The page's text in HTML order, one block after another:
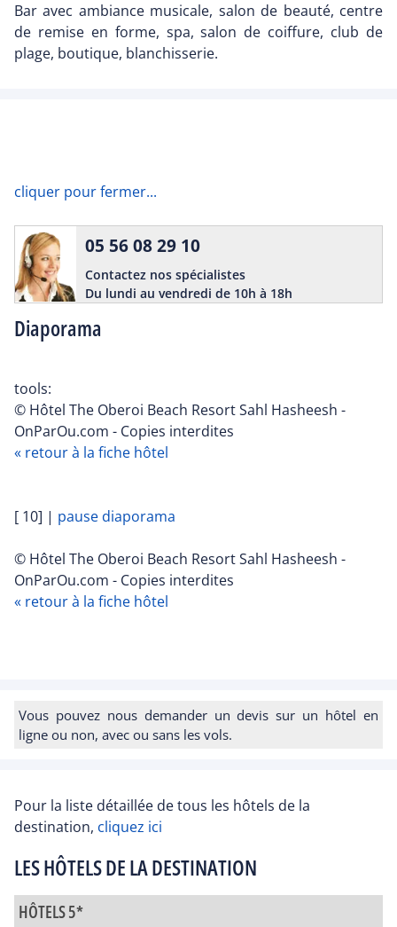
Bar avec ambiance musicale, salon de beauté, centre
de remise en forme, spa, salon de coiffure, club de
plage, boutique, blanchisserie.
cliquer pour fermer...
Diaporama
05 56 08 29 10
Contactez nos spécialistes
Du lundi au vendredi de 10h à 18h
tools:
© Hôtel The Oberoi Beach Resort Sahl Hasheesh -
OnParOu.com - Copies interdites
« retour à la fiche hôtel
[ 10] | pause diaporama
© Hôtel The Oberoi Beach Resort Sahl Hasheesh -
OnParOu.com - Copies interdites
« retour à la fiche hôtel
Vous pouvez nous demander un devis sur un hôtel en
ligne ou non, avec ou sans les vols.
Pour la liste détaillée de tous les hôtels de la
destination, cliquez ici
LES HÔTELS DE LA DESTINATION
HÔTELS 5*